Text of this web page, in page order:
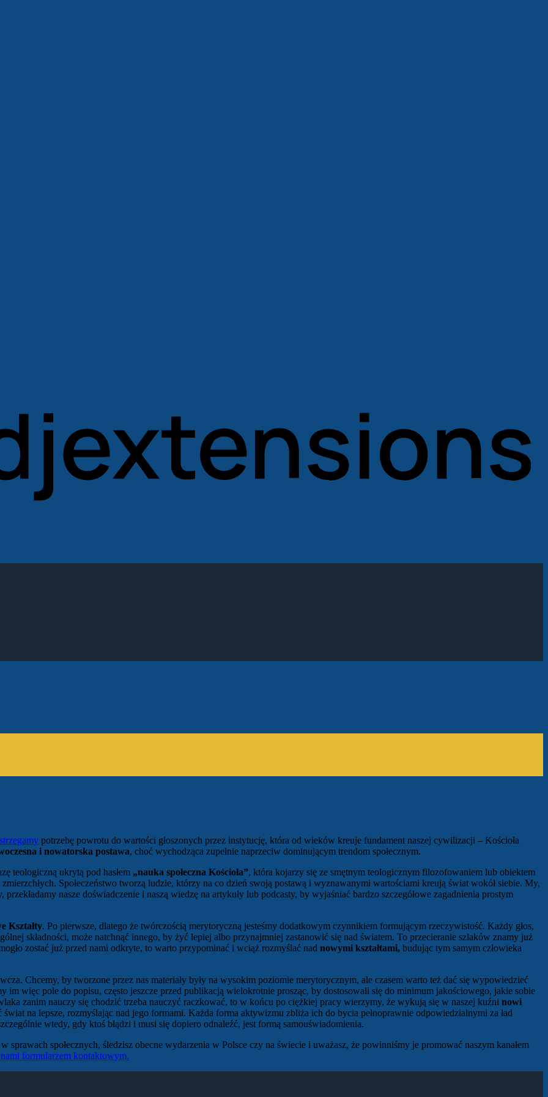
potrzebę powrotu do wartości głoszonych przez instytucję, która od wieków kreuje fundament naszej cywilizacji – Kościoła
i nowatorska postawa, choć wychodząca zupełnie naprzeciw dominującym trendom społecznym.
teologiczną ukrytą pod hasłem „nauka społeczna Kościoła”, która kojarzy się ze smętnym teologicznym filozofowaniem lub obiektem
Społeczeństwo tworzą ludzie, którzy na co dzień swoją postawą i wyznawanymi wartościami kreują świat wokół siebie. My,
nasze doświadczenie i naszą wiedzę na artykuły lub podcasty, by wyjaśniać bardzo szczegółowe zagadnienia prostym
Kształty. Po pierwsze, dlatego że twórczością merytoryczną jesteśmy dodatkowym czynnikiem formującym rzeczywistość. Każdy głos,
składności, może natchnąć innego, by żyć lepiej albo przynajmniej zastanowić się nad światem. To przecieranie szlaków znamy już
zostać już przed nami odkryte, to warto przypominać i wciąż rozmyślać nad nowymi kształtami, budując tym samym człowieka
Chcemy, by tworzone przez nas materiały były na wysokim poziomie merytorycznym, ale czasem warto też dać się wypowiedzieć
więc pole do popisu, często jeszcze przed publikacją wielokrotnie prosząc, by dostosowali się do minimum jakościowego, jakie sobie
zanim nauczy się chodzić trzeba nauczyć raczkować, to w końcu po ciężkiej pracy wierzymy, że wykują się w naszej kuźni nowi
na lepsze, rozmyślając nad jego formami. Każda forma aktywizmu zbliża ich do bycia pełnoprawnie odpowiedzialnymi za ład
wtedy, gdy ktoś błądzi i musi się dopiero odnaleźć, jest formą samouświadomienia.
w sprawach społecznych, śledzisz obecne wydarzenia w Polsce czy na świecie i uważasz, że powinniśmy je promować naszym kanałem
formularzem kontaktowym.